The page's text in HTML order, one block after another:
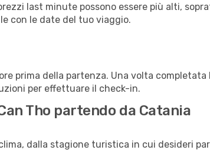
last minute possono essere più alti,
con le date del tuo viaggio.
prima della partenza. Una volta
per effettuare il check-in.
Tho partendo da Catania
dalla stagione turistica in cui desideri